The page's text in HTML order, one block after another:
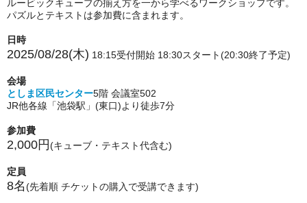
ルービックキューブの揃え方を一から学べるワークショップです。
パズルとテキストは参加費に含まれます。
日時
2025/08/28(木) 18:15受付開始 18:30スタート(20:30終了予定)
会場
としま区民センター5階 会議室502
JR他各線「池袋駅」(東口)より徒歩7分
参加費
2,000円(キューブ・テキスト代含む)
定員
8名(先着順 チケットの購入で受講できます)